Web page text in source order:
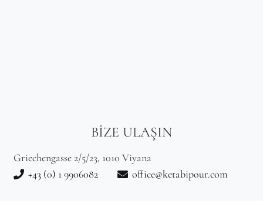
BIZE ULAŞIN
Griechengasse 2/5/23, 1010 Viyana
+43 (0) 1 9906082
office@ketabipour.com